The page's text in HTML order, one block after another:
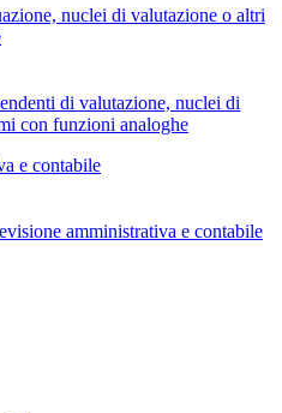
nuclei di valutazione o altri
di valutazione, nuclei di
con funzioni analoghe
e contabile
amministrativa e contabile